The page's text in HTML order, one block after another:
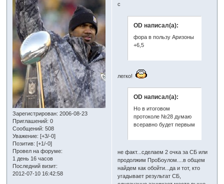
Зарегистрирован: 2006-08-23
Приглашений: 0
Сообщений: 508
Уважение: [+3/-0]
Позитив: [+1/-0]
Провел на форуме:
1 день 16 часов
Последний визит:
2012-07-10 16:42:58
с
OD написал(а):
фора в пользу Аризоны
+6,5
легко!
OD написал(а):
Но в итоговом
протоколе №28 думаю
всеравно будет первым
не факт...сделаем 2 очка за СБ или
продолжим ПроБоулом....в общем
найдем как обойти...да и тот, кто
угадывает результат СБ,